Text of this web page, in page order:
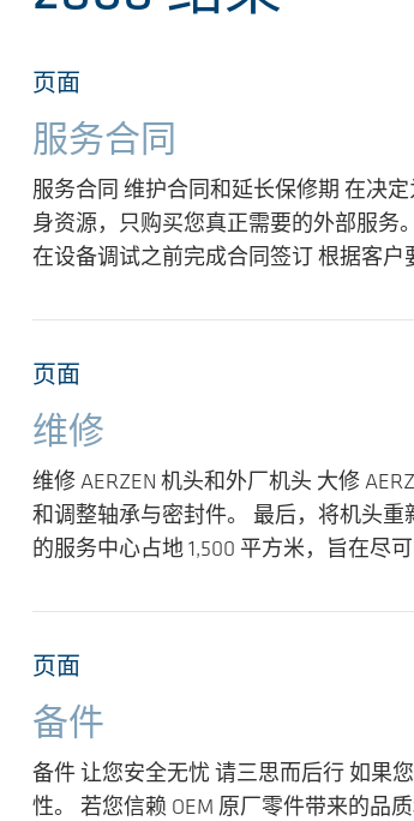
页面
服务合同
服务合同 维护合同和延长保修期 在决
身资源，只购买您真正需要的外部服务
在设备调试之前完成合同签订 根据客户
页面
维修
维修 AERZEN 机头和外厂机头 大修
和调整轴承与密封件。 最后，将机头重
的服务中心占地 1,500 平方米，旨在尽
页面
备件
备件 让您安全无忧 请三思而后行 如果
性。 若您信赖 OEM 原厂零件带来的品